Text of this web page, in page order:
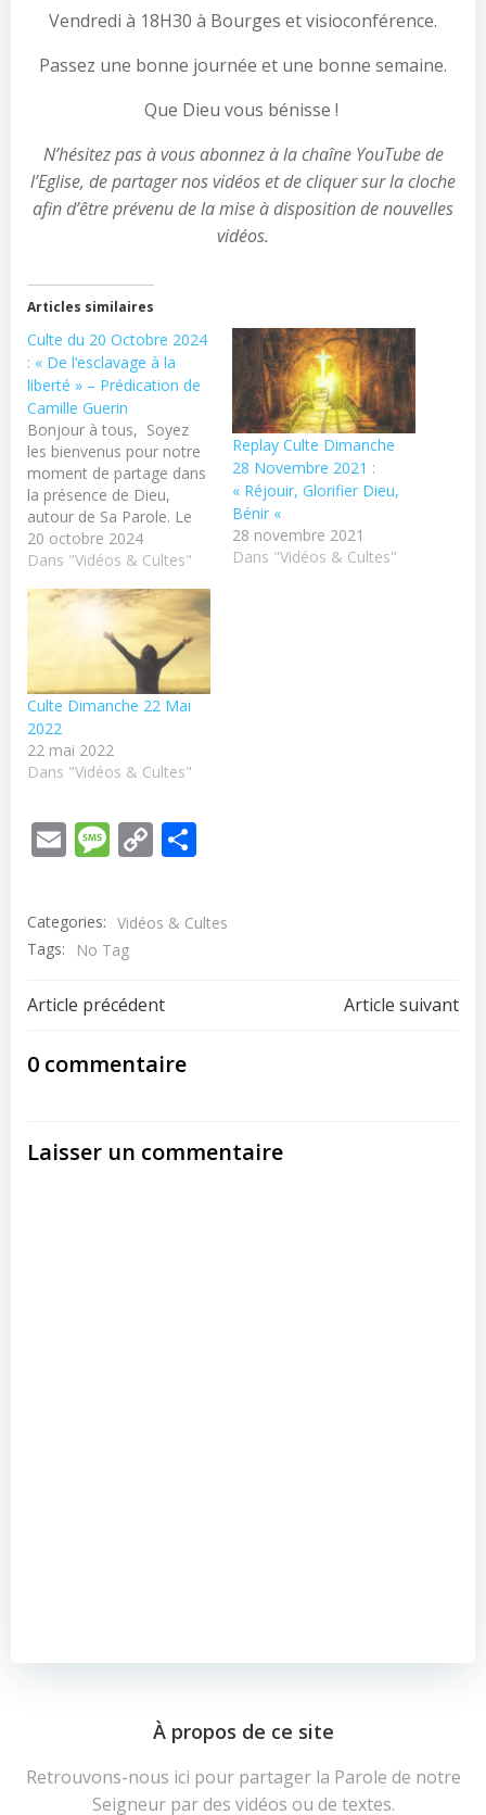
Vendredi à 18H30 à Bourges et visioconférence.
Passez une bonne journée et une bonne semaine.
Que Dieu vous bénisse !
N’hésitez pas à vous abonnez à la chaîne YouTube de
l’Eglise, de partager nos vidéos et de cliquer sur la cloche
afin d’être prévenu de la mise à disposition de nouvelles
vidéos.
Articles similaires
Culte du 20 Octobre 2024
: « De l’esclavage à la
liberté » – Prédication de
Camille Guerin
Bonjour à tous, Soyez
les bienvenus pour notre
moment de partage dans
la présence de Dieu,
autour de Sa Parole. Le
culte se déroule en direct
dans l'église de Bourges,
de louanges. Vous pouvez
contacter le pasteur ou
consulter nos autres
ressources disponibles
sur notre…
20 octobre 2024
Dans "Vidéos & Cultes"
Replay Culte Dimanche
28 Novembre 2021 :
« Réjouir, Glorifier Dieu,
Bénir «
28 novembre 2021
Dans "Vidéos & Cultes"
Culte Dimanche 22 Mai
2022
22 mai 2022
Dans "Vidéos & Cultes"
EmailMessage
Copy
Link
Categories: Vidéos & Cultes
Tags:
No Tag
Post
navigation
Article précédent Article suivant
0 commentaire
Laisser un commentaire
À propos de ce site
Retrouvons-nous ici pour partager la Parole de notre
Seigneur par des vidéos ou de textes.